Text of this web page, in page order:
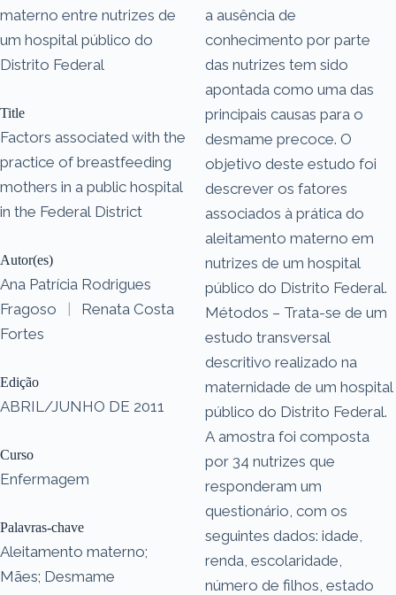
materno entre nutrizes de
um hospital público do
Distrito Federal
Title
Factors associated with the
practice of breastfeeding
mothers in a public hospital
in the Federal District
Autor(es)
Ana Patrícia Rodrigues
Fragoso
|
Renata Costa
Fortes
Edição
ABRIL/JUNHO DE 2011
Curso
Enfermagem
Palavras-chave
Aleitamento materno;
Mães; Desmame
a ausência de
conhecimento por parte
das nutrizes tem sido
apontada como uma das
principais causas para o
desmame precoce. O
objetivo deste estudo foi
descrever os fatores
associados à prática do
aleitamento materno em
nutrizes de um hospital
público do Distrito Federal.
Métodos – Trata-se de um
estudo transversal
descritivo realizado na
maternidade de um hospital
público do Distrito Federal.
A amostra foi composta
por 34 nutrizes que
responderam um
questionário, com os
seguintes dados: idade,
renda, escolaridade,
número de filhos, estado